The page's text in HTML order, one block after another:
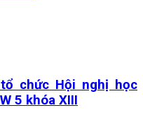
chức Hội nghị học
5 khóa XIII